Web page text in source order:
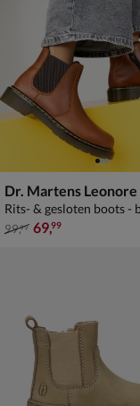
Dr. Martens Leonore
Rits- & gesloten boots -
van € 99,99 voor €
99,99 69,99